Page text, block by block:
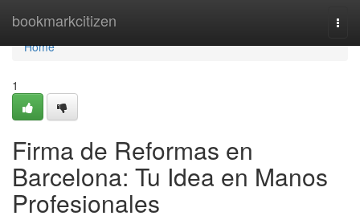
bookmarkcitizen
Home
Home
1
Firma de Reformas en
Barcelona: Tu Idea en Manos
Profesionales